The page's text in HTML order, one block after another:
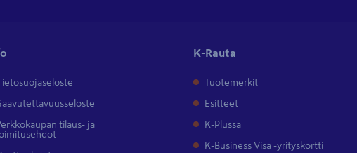
tilaus- ja
K-Rauta
Tuotemerkit
Esitteet
K-Plussa
K-Business Visa -yrityskortti